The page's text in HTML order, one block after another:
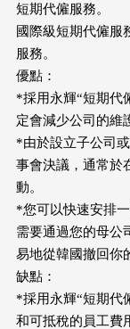
短期代僱服務。
國際級短期代僱服
服務。
優點：
*採用永輝“短期代
定會減少公司的維
*由於設立子公司
事會決議，通常於
動。
*您可以快速安排
需要通過您的母公
易地從韓國撤回你
缺點：
*採用永輝“短期代
和可抵稅的員工費